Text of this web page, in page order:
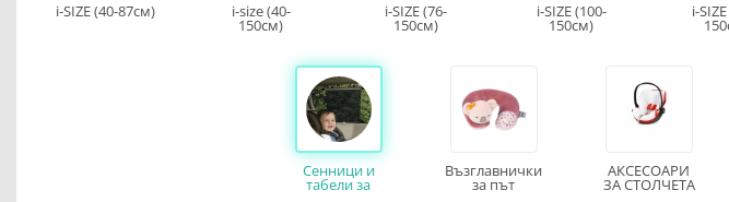
i-SIZE (40-87см) i-size (40-
150см)
i-SIZE (76-
150см)
i-SIZE (100-
150см)
i-
Сенници и
табели за
Възглавнички
за път
АКСЕСОАРИ
ЗА СТОЛЧЕТА